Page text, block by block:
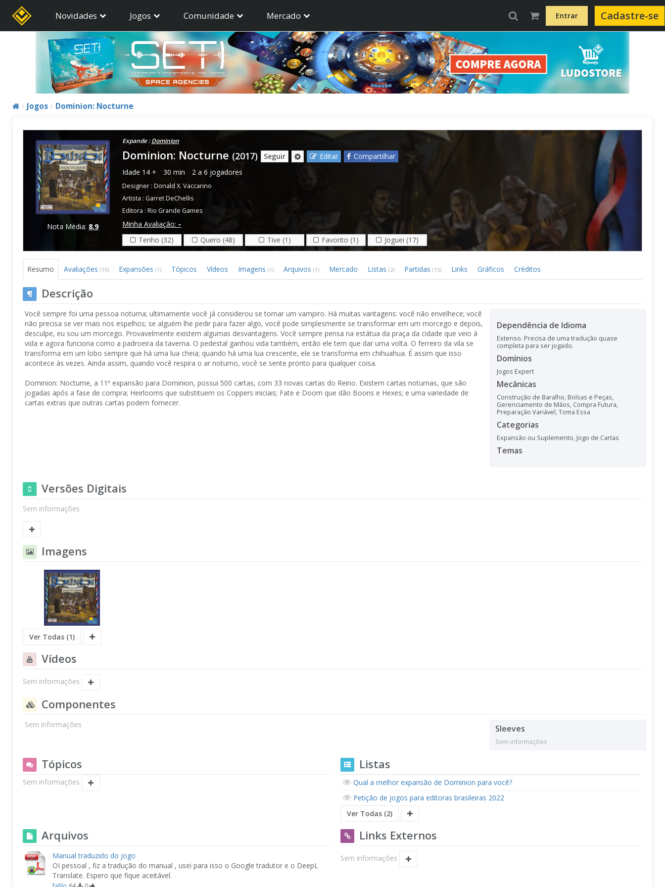
Novidades Jogos Comunidade Mercado Entrar Cadastre-se
Jogos Dominion: Nocturne
Nota Média: 8.9
Expande :Dominion
Dominion: Nocturne (2017) Seguir Editar
Compartilhar
Idade 14 + 30 min 2 a 6 jogadores
Designer : Donald X. Vaccarino
Artista : Garret DeChellis
Editora : Rio Grande Games
Minha Avaliação: -
Tenho (32)
Quero (48) Tive (1) Favorito (1) Joguei (17)
Resumo Avaliações (10) Expansões (1) Tópicos Vídeos Imagens (1) Arquivos (1) Mercado Listas (2) Partidas (15) Links Gráficos Créditos
Descrição
Você sempre foi uma pessoa noturna; ultimamente você já considerou se tornar um vampiro. Há muitas vantagens: você não envelhece; você
não precisa se ver mais nos espelhos; se alguém lhe pedir para fazer algo, você pode simplesmente se transformar em um morcego e depois,
desculpe, eu sou um morcego. Provavelmente existem algumas desvantagens. Você sempre pensa na estátua da praça da cidade que veio à
vida e agora funciona como a padroeira da taverna. O pedestal ganhou vida também, então ele tem que dar uma volta. O ferreiro da vila se
transforma em um lobo sempre que há uma lua cheia; quando há uma lua crescente, ele se transforma em chihuahua. É assim que isso
acontece às vezes. Ainda assim, quando você respira o ar noturno, você se sente pronto para qualquer coisa.
Dominion: Nocturne, a 11ª expansão para Dominion, possui 500 cartas, com 33 novas cartas do Reino. Existem cartas noturnas, que são
jogadas após a fase de compra; Heirlooms que substituem os Coppers iniciais; Fate e Doom que dão Boons e Hexes; e uma variedade de
cartas extras que outras cartas podem fornecer.
Dependência de Idioma
Extenso. Precisa de uma tradução quase
completa para ser jogado.
Domínios
Jogos Expert
Mecânicas
Construção de Baralho, Bolsas e Peças,
Gerenciamento de Mãos, Compra Futura,
Preparação Variável,Toma Essa
Categorias
Expansão ou Suplemento, Jogo de Cartas
Temas
Versões Digitais
Sem informações
Imagens
Ver Todas (1)
Vídeos
Sem informações
Componentes
Sem informações Sleeves
Sem informações
Tópicos
Sem informações
Listas
Qual a melhor expansão de Dominion para você?
Petição de jogos para editoras brasileiras 2022
Ver Todas (2)
Arquivos
Manual traduzido do jogo
OI pessoal , fiz a tradução do manual , usei para isso o Google tradutor e o DeepL
Translate. Espero que fique aceitável.
Links Externos
Sem informações